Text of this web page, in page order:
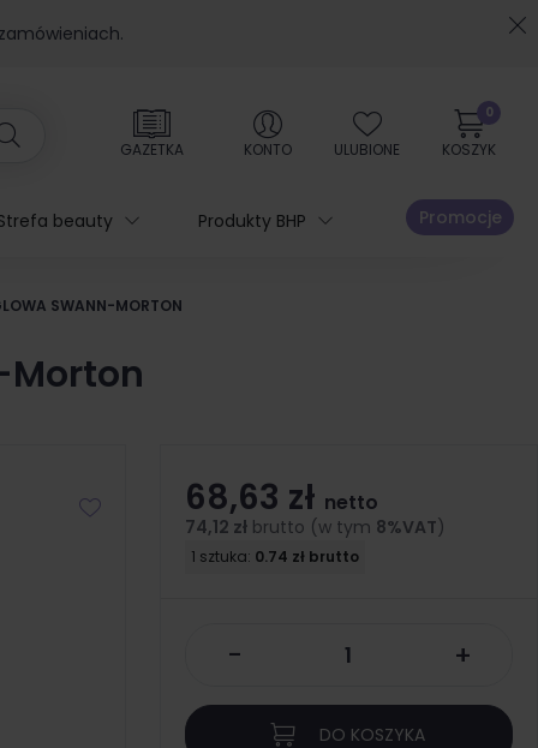
GAZETKA KONTO ULUBIONE KOSZYK
0
beauty Produkty BHP Promocje
SWANN-MORTON
Morton
68,63 zł netto
74,12 złbrutto (w tym 8%VAT)
1 sztuka: 0.74 zł brutto
- +
DO KOSZYKA